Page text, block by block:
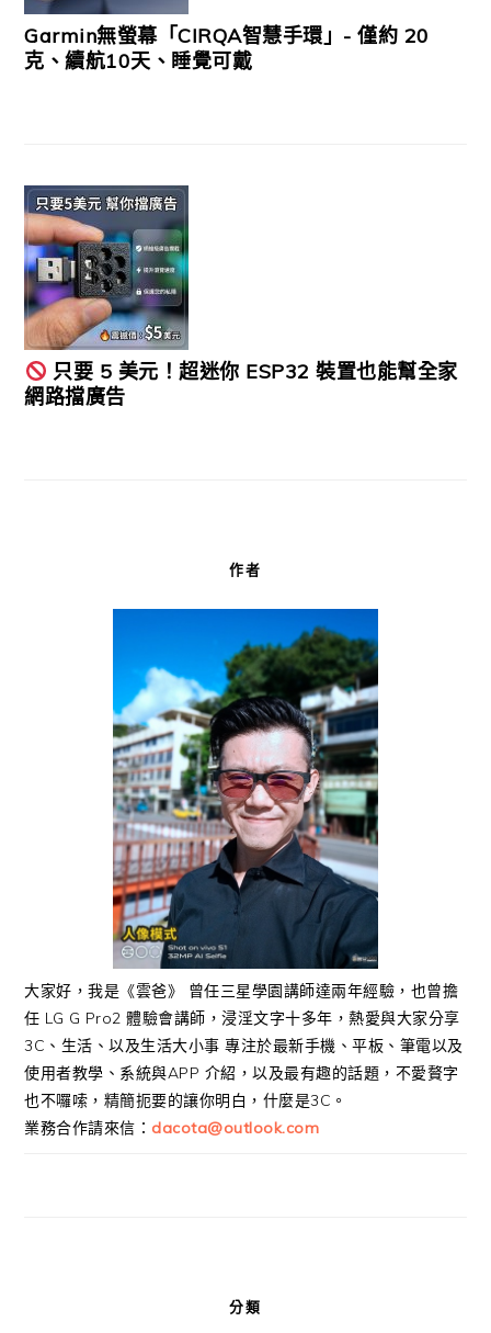
Garmin無螢幕「CIRQA智慧手環」- 僅約 20
克、續航10天、睡覺可戴
只要 5 美元！超迷你 ESP32 裝置也能幫全家
網路擋廣告
作者
大家好，我是《雲爸》 曾任三星學園講師達兩年經驗，也曾擔
任 LG G Pro2 體驗會講師，浸淫文字十多年，熱愛與大家分享
3C、生活、以及生活大小事 專注於最新手機、平板、筆電以及
使用者教學、系統與APP 介紹，以及最有趣的話題，不愛贅字
也不囉嗦，精簡扼要的讓你明白，什麼是3C。
業務合作請來信： dacota@outlook.com
分類